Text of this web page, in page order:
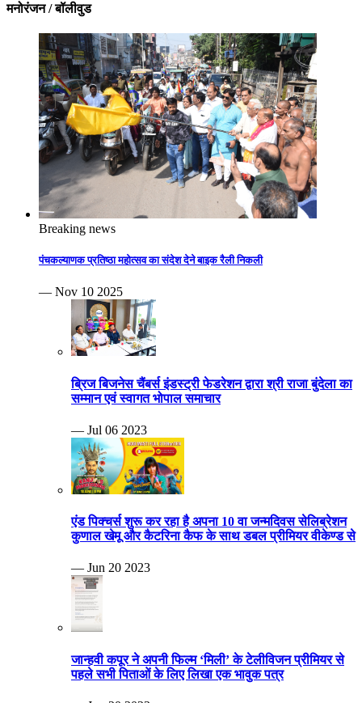
मनोरंजन / बॉलीवुड
Breaking news
पंचकल्याणक प्रतिष्ठा महोत्सव का संदेश देने बाइक रैली निकली
— Nov 10 2025
ब्रिज बिजनेस चैंबर्स इंडस्ट्री फेडरेशन द्वारा श्री राजा बुंदेला का
सम्मान एवं स्वागत भोपाल समाचार
— Jul 06 2023
एंड पिक्चर्स शुरू कर रहा है अपना 10 वा जन्मदिवस सेलिब्रेशन
कुणाल खेमू और कैटरिना कैफ के साथ डबल प्रीमियर वीकेण्ड से
— Jun 20 2023
जान्हवी कपूर ने अपनी फिल्म ‘मिली’ के टेलीविजन प्रीमियर से
पहले सभी पिताओं के लिए लिखा एक भावुक पत्र